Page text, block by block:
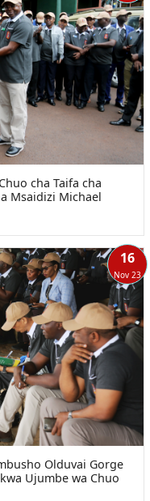
cha Taifa cha
Msaidizi Michael
16
Nov 23
Olduvai Gorge
Ujumbe wa Chuo